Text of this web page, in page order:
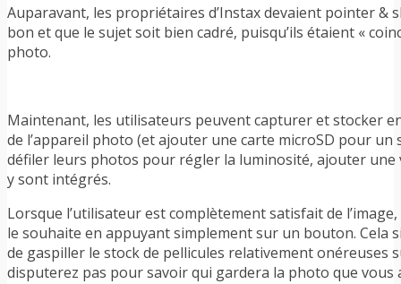
Auparavant, les propriétaires d’Instax devaient pointer &
bon et que le sujet soit bien cadré, puisqu’ils étaient «
photo.
Maintenant, les utilisateurs peuvent capturer et stocker
de l’appareil photo (et ajouter une carte microSD pour
défiler leurs photos pour régler la luminosité, ajouter une
y sont intégrés.
Lorsque l’utilisateur est complètement satisfait de
le souhaite en appuyant simplement sur un bouton. Cela
de gaspiller le stock de pellicules relativement onéreuses
disputerez pas pour savoir qui gardera la photo que vous